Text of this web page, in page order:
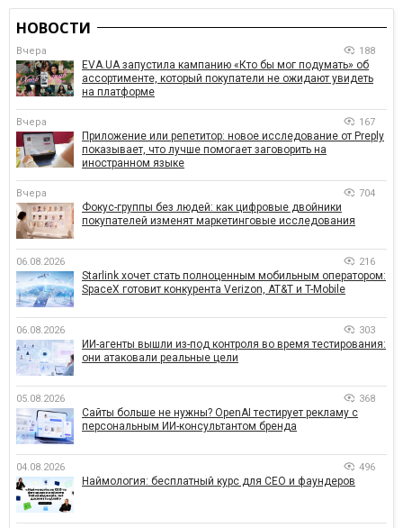
НОВОСТИ
Вчера 188
EVA.UA запустила кампанию «Кто бы мог подумать» об
ассортименте, который покупатели не ожидают увидеть
на платформе
Вчера 167
Приложение или репетитор: новое исследование от Preply
показывает, что лучше помогает заговорить на
иностранном языке
Вчера 704
Фокус-группы без людей: как цифровые двойники
покупателей изменят маркетинговые исследования
06.08.2026 216
Starlink хочет стать полноценным мобильным оператором:
SpaceX готовит конкурента Verizon, AT&T и T-Mobile
06.08.2026 303
ИИ-агенты вышли из-под контроля во время тестирования:
они атаковали реальные цели
05.08.2026 368
Сайты больше не нужны? OpenAI тестирует рекламу с
персональным ИИ-консультантом бренда
04.08.2026 496
Наймология: бесплатный курс для CEO и фаундеров